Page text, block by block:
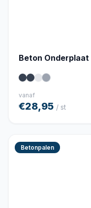
Beton Onderplaat
vanaf
€28,95 / st
Betonpalen